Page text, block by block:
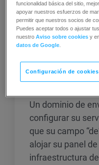
Artículos
Cómo elegir
dominio de
Un dominio de
configurar su
que su campo
alojar su panel
infraestructura
funcionalidad básica del sitio,
apoyar nuestros esfuerzos de
permitir que nuestros socios de
Puedes aceptar todos o ajustar
nuestroAviso sobre cookies y
datos de Google
Configuración de cookies